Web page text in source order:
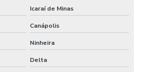
Icaraí de Minas
Canápolis
Ninheira
Delta